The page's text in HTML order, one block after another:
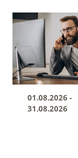
01.08.2026 -
31.08.2026